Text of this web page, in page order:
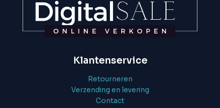
Klantenservice
Retourneren
Verzending en levering
Contact